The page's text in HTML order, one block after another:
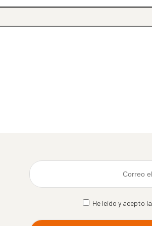
He leído y acepto la